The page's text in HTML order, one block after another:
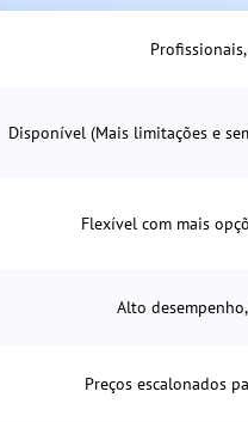
Disponível (Mais limitações e
Flexível com mais
Alto
Preços escalonados